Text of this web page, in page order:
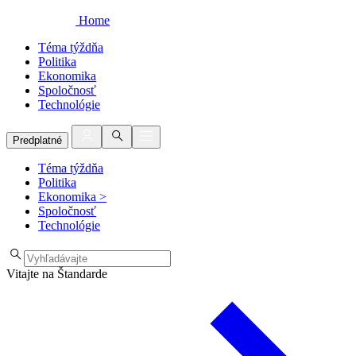
Home
Téma týždňa
Politika
Ekonomika
Spoločnosť
Technológie
Predplatné
Téma týždňa
Politika
Ekonomika >
Spoločnosť
Technológie
Vitajte na Štandarde